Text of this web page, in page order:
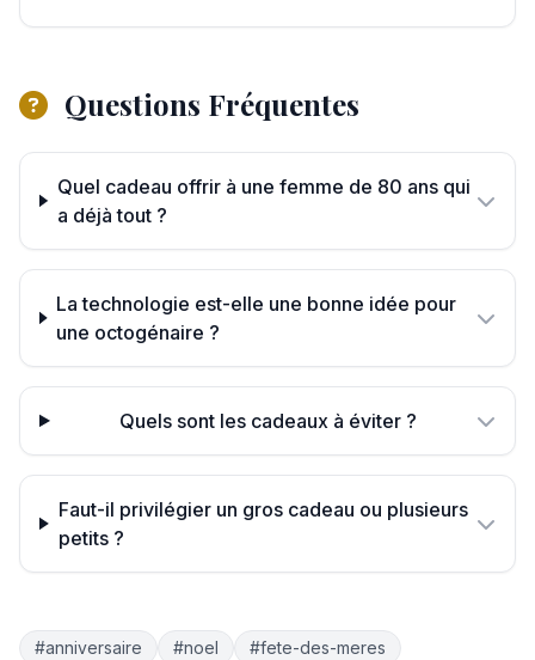
Questions Fréquentes
Quel cadeau offrir à une femme de 80 ans qui
a déjà tout ?
La technologie est-elle une bonne idée pour
une octogénaire ?
Quels sont les cadeaux à éviter ?
Faut-il privilégier un gros cadeau ou plusieurs
petits ?
#anniversaire #noel
#fete-des-meres